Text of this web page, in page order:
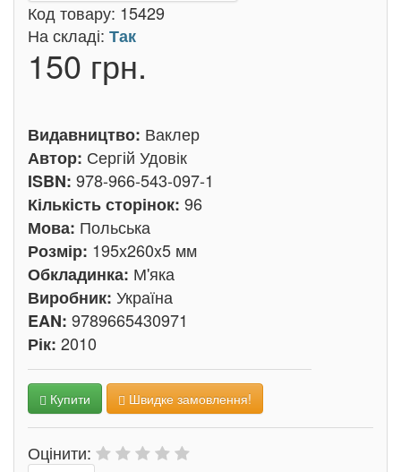
Код товару: 15429
На складі: Так
150 грн.
Видавництво: Ваклер
Автор: Сергій Удовік
ISBN: 978-966-543-097-1
Кількість сторінок: 96
Мова: Польська
Розмір: 195x260x5 мм
Обкладинка: М'яка
Виробник: Україна
EAN: 9789665430971
Рік: 2010
Купити Швидке замовлення!
Оцінити: